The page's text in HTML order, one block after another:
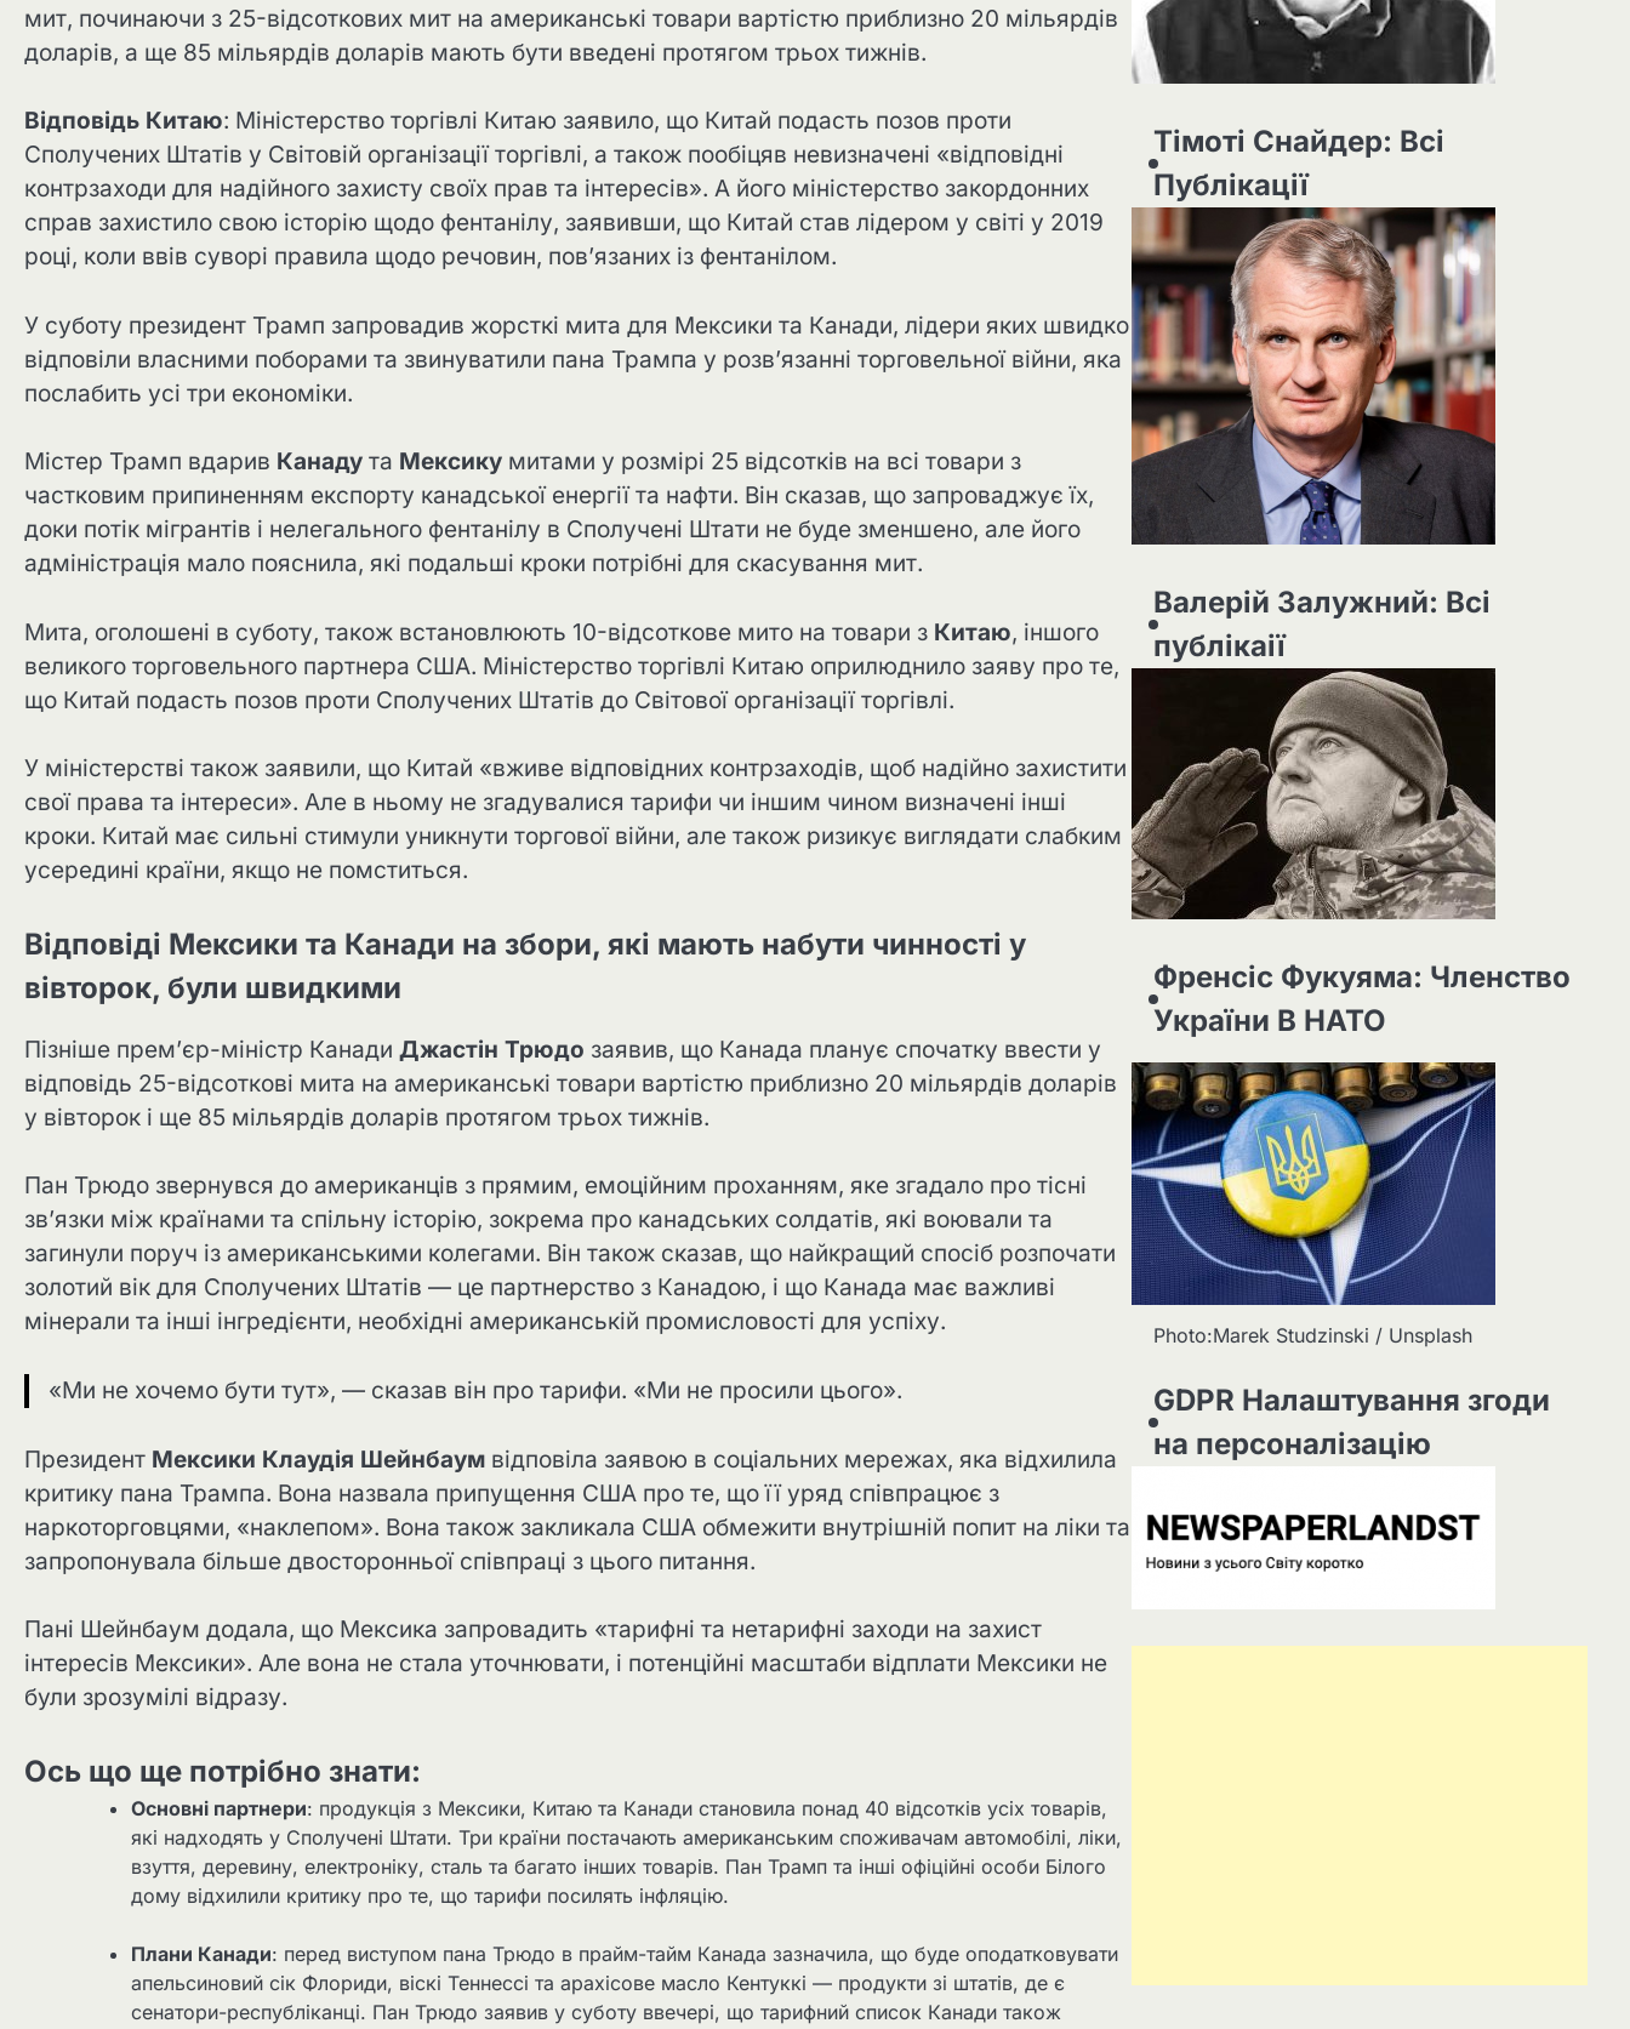
мит, починаючи з 25-відсоткових мит на американські товари вартістю приблизно 20 мільярдів
доларів, а ще 85 мільярдів доларів мають бути введені протягом трьох тижнів.
Відповідь Китаю: Міністерство торгівлі Китаю заявило, що Китай подасть позов проти
Сполучених Штатів у Світовій організації торгівлі, а також пообіцяв невизначені «відповідні
контрзаходи для надійного захисту своїх прав та інтересів». А його міністерство закордонних
справ захистило свою історію щодо фентанілу, заявивши, що Китай став лідером у світі у 2019
році, коли ввів суворі правила щодо речовин, пов’язаних із фентанілом.
У суботу президент Трамп запровадив жорсткі мита для Мексики та Канади, лідери яких швидко
відповіли власними поборами та звинуватили пана Трампа у розв’язанні торговельної війни, яка
послабить усі три економіки.
Містер Трамп вдарив Канаду та Мексику митами у розмірі 25 відсотків на всі товари з
частковим припиненням експорту канадської енергії та нафти. Він сказав, що запроваджує їх,
доки потік мігрантів і нелегального фентанілу в Сполучені Штати не буде зменшено, але його
адміністрація мало пояснила, які подальші кроки потрібні для скасування мит.
Мита, оголошені в суботу, також встановлюють 10-відсоткове мито на товари з Китаю, іншого
великого торговельного партнера США. Міністерство торгівлі Китаю оприлюднило заяву про те,
що Китай подасть позов проти Сполучених Штатів до Світової організації торгівлі.
У міністерстві також заявили, що Китай «вживе відповідних контрзаходів, щоб надійно захистити
свої права та інтереси». Але в ньому не згадувалися тарифи чи іншим чином визначені інші
кроки. Китай має сильні стимули уникнути торгової війни, але також ризикує виглядати слабким
усередині країни, якщо не помститься.
Відповіді Мексики та Канади на збори, які мають набути чинності у
вівторок, були швидкими
Пізніше прем’єр-міністр Канади Джастін Трюдо заявив, що Канада планує спочатку ввести у
відповідь 25-відсоткові мита на американські товари вартістю приблизно 20 мільярдів доларів
у вівторок і ще 85 мільярдів доларів протягом трьох тижнів.
Пан Трюдо звернувся до американців з прямим, емоційним проханням, яке згадало про тісні
зв’язки між країнами та спільну історію, зокрема про канадських солдатів, які воювали та
загинули поруч із американськими колегами. Він також сказав, що найкращий спосіб розпочати
золотий вік для Сполучених Штатів — це партнерство з Канадою, і що Канада має важливі
мінерали та інші інгредієнти, необхідні американській промисловості для успіху.
«Ми не хочемо бути тут», — сказав він про тарифи. «Ми не просили цього».
Президент Мексики Клаудія Шейнбаум відповіла заявою в соціальних мережах, яка відхилила
критику пана Трампа. Вона назвала припущення США про те, що її уряд співпрацює з
наркоторговцями, «наклепом». Вона також закликала США обмежити внутрішній попит на ліки та
запропонувала більше двосторонньої співпраці з цього питання.
Пані Шейнбаум додала, що Мексика запровадить «тарифні та нетарифні заходи на захист
інтересів Мексики». Але вона не стала уточнювати, і потенційні масштаби відплати Мексики не
були зрозумілі відразу.
Ось що ще потрібно знати:
Основні партнери: продукція з Мексики, Китаю та Канади становила понад 40 відсотків усіх товарів,
які надходять у Сполучені Штати. Три країни постачають американським споживачам автомобілі, ліки,
взуття, деревину, електроніку, сталь та багато інших товарів. Пан Трамп та інші офіційні особи Білого
дому відхилили критику про те, що тарифи посилять інфляцію.
Плани Канади: перед виступом пана Трюдо в прайм-тайм Канада зазначила, що буде оподатковувати
апельсиновий сік Флориди, віскі Теннессі та арахісове масло Кентуккі — продукти зі штатів, де є
сенатори-республіканці. Пан Трюдо заявив у суботу ввечері, що тарифний список Канади також
Тімоті Снайдер: Всі
Публікації
Валерій Залужний: Всі
публікаії
Френсіс Фукуяма: Членство
України В НАТО
Photo:Marek Studzinski / Unsplash
GDPR Налаштування згоди
на персоналізацію